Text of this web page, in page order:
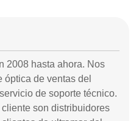
2008 hasta ahora. Nos
de ventas del
de soporte técnico.
son distribuidores